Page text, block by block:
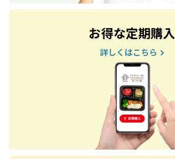
お得な定期購入
詳しくはこちら